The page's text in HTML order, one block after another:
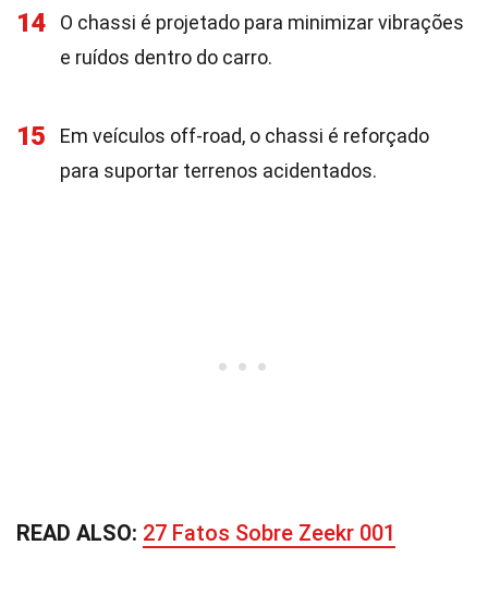
14
O chassi é projetado para minimizar vibrações
e ruídos dentro do carro.
15
Em veículos off-road, o chassi é reforçado
para suportar terrenos acidentados.
READ ALSO: 27 Fatos Sobre Zeekr 001